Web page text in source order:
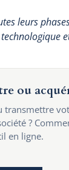
leurs
technologique
ou
transmettre
?
en ligne.